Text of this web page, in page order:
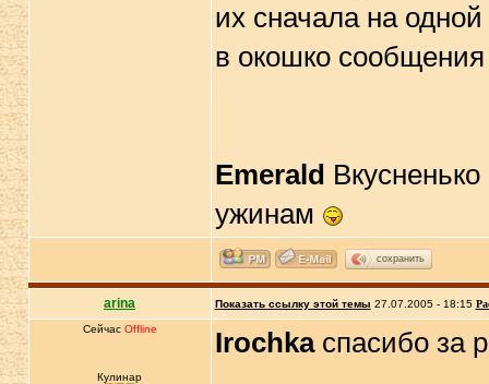
их сначала на
в окошко сообщения
Emerald
ужинам
сохранить
arina Показать ссылку этой темы 27.07.2005 - 18:15
Сейчас Offline
Кулинар
Irochkaспасибо за